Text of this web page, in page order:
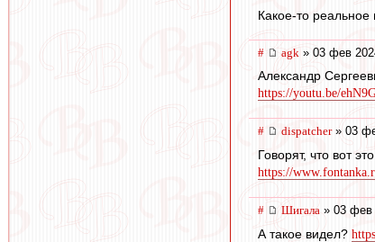
Какое-то реальное
# agk » 03 фев
Александр
https://youtu.be/
# dispatcher» 03
Говорят, что вот
https://
# Шигала » 03 фев
А такое видел?